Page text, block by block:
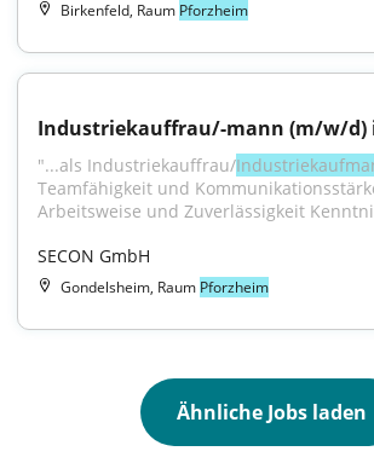
Birkenfeld, Raum Pforzheim
Industriekauffrau/-mann (m/w/d)
"...als Industriekauffrau/
Teamfähigkeit und
Arbeitsweise und Zuverlässigkeit
SECON GmbH
Gondelsheim, Raum Pforzheim
Ähnliche Jobs laden